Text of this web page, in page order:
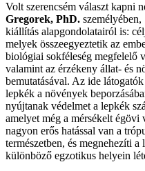
Volt szerencsém választ kapni
Gregorek, PhD.
kiállítás alapgondolatairól is:
melyek összeegyeztetik az
biológiai sokféleség megfelelő
valamint az érzékeny állat- és
bemutatásával. Az ide
lepkék a növények
nyújtanak védelmet a lepkék
amelyet még a mérsékelt
nagyon erős hatással van a
természetben, és megnehezíti
különböző egzotikus helyein